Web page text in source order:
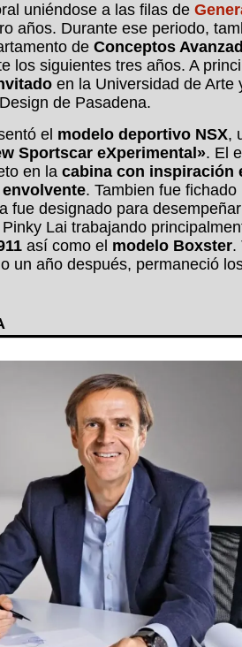
uniéndose a las filas de
años. Durante ese periodo,
de Conceptos
los siguientes tres años. A
en la Universidad de Arte
de Pasadena.
el modelo deportivo NSX,
Sportscar eXperimental». El
en la cabina con inspiración
. Tambien fue
fue designado para
Lai trabajando
así como el modelo Boxster.
un año después, permaneció